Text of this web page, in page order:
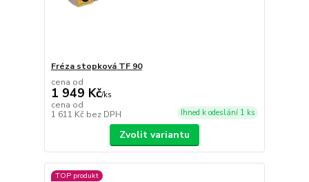
Fréza stopková TF 90
cena od
1 949 Kč/ks
cena od
1 611 Kč bez DPH Ihned k odeslání 1 ks
Zvolit variantu
TOP produkt